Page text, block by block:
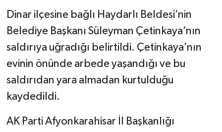
Dinar ilçesine bağlı Haydarlı Beldesi’nin
Belediye Başkanı Süleyman Çetinkaya’nın
saldırıya uğradığı belirtildi. Çetinkaya’nın
evinin önünde arbede yaşandığı ve bu
saldırıdan yara almadan kurtulduğu
kaydedildi.
AK Parti Afyonkarahisar İl Başkanlığı